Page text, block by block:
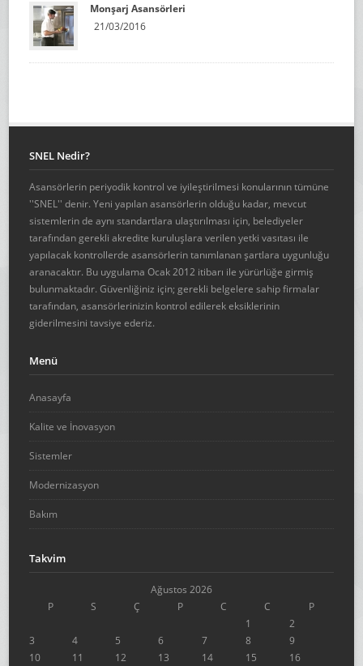
Monşarj Asansörleri
21/03/2016
SNEL Nedir?
Asansörlerin periyodik kontrol ve iyileştirilmesi konularının tümüne
''SNEL'' denir. Yeni yapılan asansörlerin olduğu kadar, mevcut
sistemlerin de aynı standartlara ulaştırılması için, belediyeler
tarafından gerekli akredite kuruluşlara verilen yetki vasıtası ile
yapılacak kontrollerde asansörlerin tanımlanan şartlara uygunluğu
aranacaktır. Bu uygulama Ocak 2012 itibarı ile yürürlüğe girmiş
bulunmaktadır. Güvenliğiniz için; gerekli belgelere sahip firmalar
tarafından, asansörlerinizin kontrol edilerek eksiklerinin
giderilmesini tavsiye ederiz.
Menü
Anasayfa
Kalite ve İnovasyon
Sistemler
Modernizasyon
Bakım
Takvim
Ağustos 2026
P
S Ç P C C P
1
2
3
4 5 6 7 8
9
10
11 12 13 14 15
16